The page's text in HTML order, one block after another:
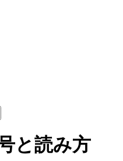
と読み方